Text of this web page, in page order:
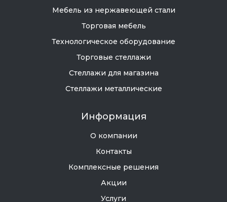
Мебель из нержавеющей стали
Торговая мебель
Технологическое оборудование
Торговые стеллажи
Стеллажи для магазина
Стеллажи металлические
Информация
О компании
Контакты
Комплексные решения
Акции
Услуги